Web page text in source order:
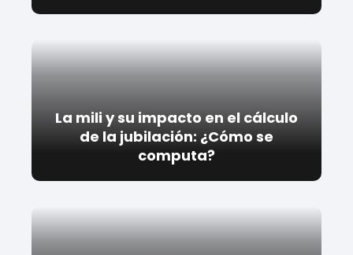
La mili y su impacto en el cálculo
de la jubilación: ¿Cómo se
computa?